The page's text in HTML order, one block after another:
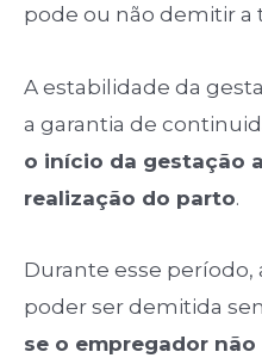
pode ou não demitir a
A estabilidade da
a garantia de
o início da gestação
realização do parto.
Durante esse período,
poder ser demitida
se o empregador não